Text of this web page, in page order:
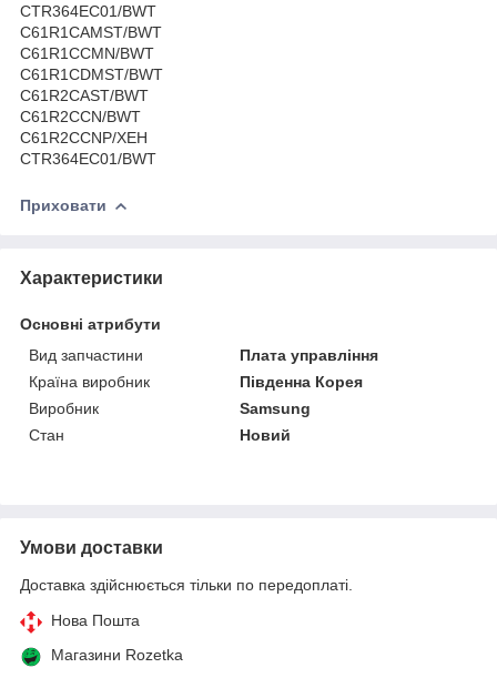
CTR364EC01/BWT
C61R1CAMST/BWT
C61R1CCMN/BWT
C61R1CDMST/BWT
C61R2CAST/BWT
C61R2CCN/BWT
C61R2CCNP/XEH
CTR364EC01/BWT
Приховати
Характеристики
Основні атрибути
Вид запчастини
Плата управління
Країна виробник
Південна Корея
Виробник
Samsung
Стан
Новий
Умови доставки
Доставка здійснюється тільки по передоплаті.
Нова Пошта
Магазини Rozetka